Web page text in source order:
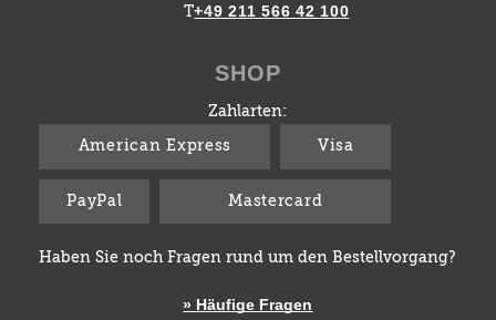
T+49 211 566 42 100
SHOP
Zahlarten:
American Express Visa
PayPal Mastercard
Haben Sie noch Fragen rund um den Bestellvorgang?
» Häufige Fragen